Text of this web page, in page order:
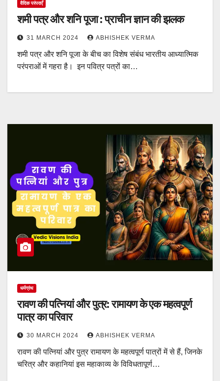
वैदिक परंपराएँ
शमी पत्र और शनि पूजा : प्राचीन ज्ञान की झलक
31 MARCH 2024 ABHISHEK VERMA
शमी पत्र और शनि पूजा के बीच का विशेष संबंध भारतीय आध्यात्मिक
परंपराओं में गहरा है। इन पवित्र पत्रों का…
धर्मग्रंथ
रावण की पत्नियां और पुत्र: रामायण के एक महत्वपूर्ण
पात्र का परिवार
30 MARCH 2024 ABHISHEK VERMA
रावण की पत्नियां और पुत्र रामायण के महत्वपूर्ण पात्रों में से हैं, जिनके
चरित्र और कहानियां इस महाकाव्य के विविधतापूर्ण…